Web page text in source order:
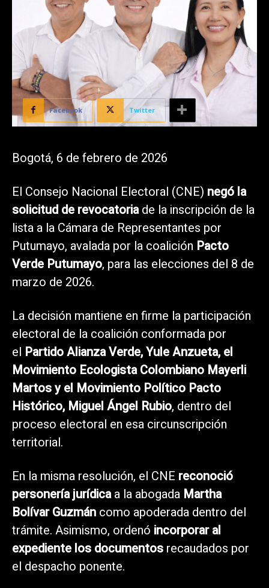
Facebook Twitter
Bogotá, 6 de febrero de 2026
El Consejo Nacional Electoral (CNE) negó la
solicitud de revocatoriade la inscripción de la
lista a la Cámara de Representantes por
Putumayo, avalada por la coalición Pacto
Verde Putumayo, para las elecciones del 8 de
marzo de 2026.
La decisión mantiene en firme la participación
electoral de la coalición conformada por
el Partido Alianza Verde, Yule Anzueta, el
Movimiento Ecologista Colombiano Mayerli
Martos y el Movimiento Político Pacto
Histórico, Miguel Ángel Rubio, dentro del
proceso electoral en esa circunscripción
territorial.
En la misma resolución, el CNE reconoció
personería jurídicaa la abogada Martha
Bolívar Guzmán como apoderada dentro del
trámite. Asimismo, ordenó incorporar al
expediente los documentos recaudados por
el despacho ponente.